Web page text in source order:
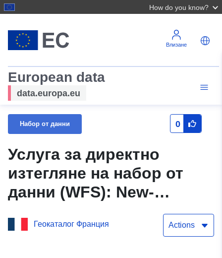
How do you know?
Влизане
European data
data.europa.eu
Набор от данни 0
Услуга за директно
изтегляне на набор от
данни (WFS): New-
Aquitaine: Сортиране на
Agen — обекти,
Геокаталог Франция Actions